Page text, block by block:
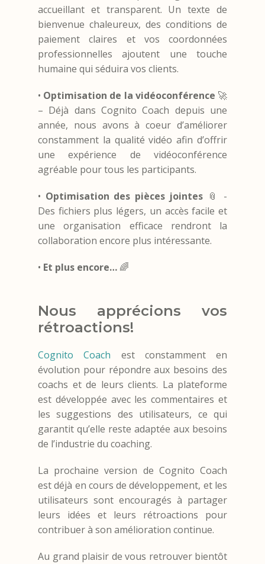
accueillant et transparent. Un texte de
bienvenue chaleureux, des conditions de
paiement claires et vos coordonnées
professionnelles ajoutent une touche
humaine qui séduira vos clients.
• Optimisation de la vidéoconférence 🚀
– Déjà dans Cognito Coach depuis une
année, nous avons à coeur d’améliorer
constamment la qualité vidéo afin d’offrir
une expérience de vidéoconférence
agréable pour tous les participants.
• Optimisation des pièces jointes 📎 -
Des fichiers plus légers, un accès facile et
une organisation efficace rendront la
collaboration encore plus intéressante.
• Et plus encore… 🌈
Nous apprécions vos
rétroactions!
Cognito Coach est constamment en
évolution pour répondre aux besoins des
coachs et de leurs clients. La plateforme
est développée avec les commentaires et
les suggestions des utilisateurs, ce qui
garantit qu’elle reste adaptée aux besoins
de l’industrie du coaching.
La prochaine version de Cognito Coach
est déjà en cours de développement, et les
utilisateurs sont encouragés à partager
leurs idées et leurs rétroactions pour
contribuer à son amélioration continue.
Au grand plaisir de vous retrouver bientôt